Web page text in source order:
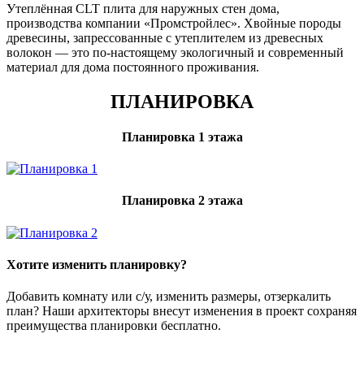
Утеплённая CLT плита для наружных стен дома,
производства компании «Промстройлес». Хвойные породы
древесины, запрессованные с утеплителем из древесных
волокон — это по-настоящему экологичный и современный
материал для дома постоянного проживания.
ПЛАНИРОВКА
Планировка 1 этажа
Планировка 2 этажа
Хотите изменить планировку?
Добавить комнату или с/у, изменить размеры, отзеркалить
план? Наши архитекторы внесут изменения в проект сохраняя
преимущества планировки бесплатно.